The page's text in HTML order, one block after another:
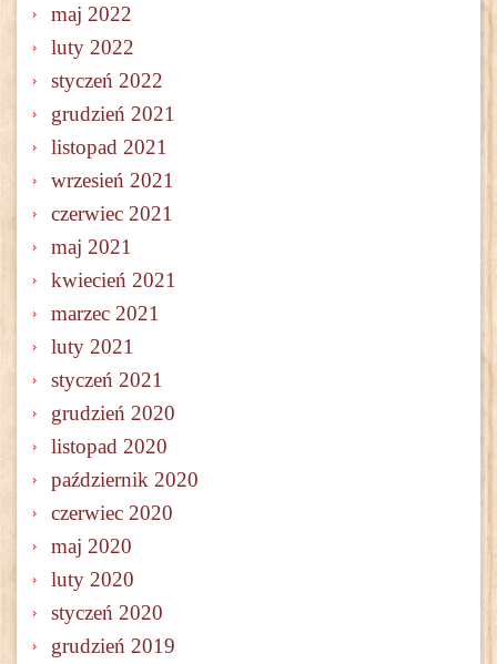
maj 2022
luty 2022
styczeń 2022
grudzień 2021
listopad 2021
wrzesień 2021
czerwiec 2021
maj 2021
kwiecień 2021
marzec 2021
luty 2021
styczeń 2021
grudzień 2020
listopad 2020
październik 2020
czerwiec 2020
maj 2020
luty 2020
styczeń 2020
grudzień 2019